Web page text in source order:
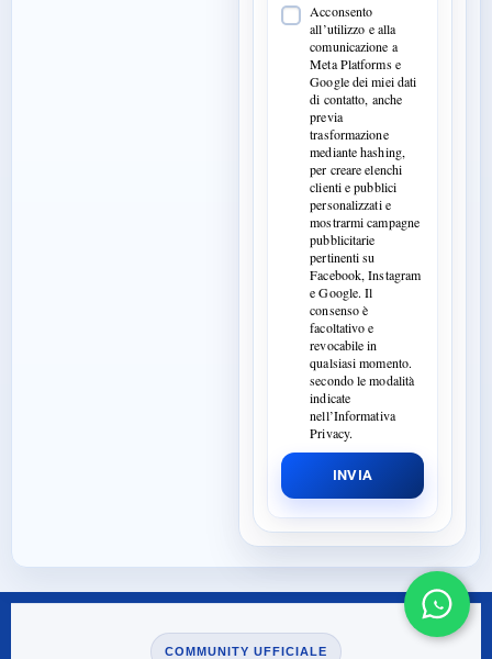
Acconsento
all’utilizzo e alla
comunicazione a
Meta Platforms e
Google dei miei dati
di contatto, anche
previa
trasformazione
mediante hashing,
per creare elenchi
clienti e pubblici
personalizzati e
mostrarmi campagne
pubblicitarie
pertinenti su
Facebook, Instagram
e Google. Il
consenso è
facoltativo e
revocabile in
qualsiasi momento.
secondo le modalità
indicate
nell’Informativa
Privacy.
INVIA
COMMUNITY UFFICIALE